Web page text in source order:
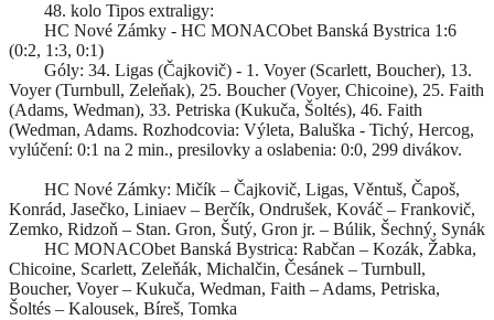
48. kolo Tipos extraligy:
HC Nové Zámky - HC MONACObet Banská Bystrica 1:6
(0:2, 1:3, 0:1)
Góly: 34. Ligas (Čajkovič) - 1. Voyer (Scarlett, Boucher), 13.
Voyer (Turnbull, Zeleňak), 25. Boucher (Voyer, Chicoine), 25. Faith
(Adams, Wedman), 33. Petriska (Kukuča, Šoltés), 46. Faith
(Wedman, Adams. Rozhodcovia: Výleta, Baluška - Tichý, Hercog,
vylúčení: 0:1 na 2 min., presilovky a oslabenia: 0:0, 299 divákov.
HC Nové Zámky: Mičík – Čajkovič, Ligas, Věntuš, Čapoš,
Konrád, Jasečko, Liniaev – Berčík, Ondrušek, Kováč – Frankovič,
Zemko, Ridzoň – Stan. Gron, Šutý, Gron jr. – Búlik, Šechný, Synák
HC MONACObet Banská Bystrica: Rabčan – Kozák, Žabka,
Chicoine, Scarlett, Zeleňák, Michalčin, Česánek – Turnbull,
Boucher, Voyer – Kukuča, Wedman, Faith – Adams, Petriska,
Šoltés – Kalousek, Bíreš, Tomka